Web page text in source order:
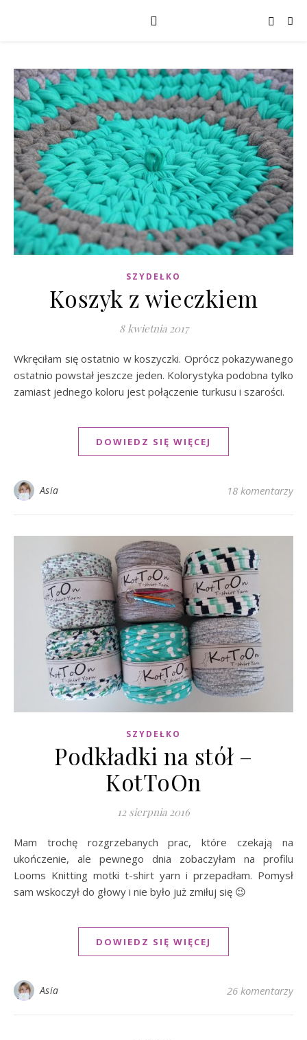
SZYDEŁKO
Koszyk z wieczkiem
8 kwietnia 2017
Wkręciłam się ostatnio w koszyczki. Oprócz pokazywanego
ostatnio powstał jeszcze jeden. Kolorystyka podobna tylko
zamiast jednego koloru jest połączenie turkusu i szarości.
DOWIEDZ SIĘ WIĘCEJ
Asia 18 komentarzy
SZYDEŁKO
Podkładki na stół –
KotToOn
12 sierpnia 2016
Mam trochę rozgrzebanych prac, które czekają na
ukończenie, ale pewnego dnia zobaczyłam na profilu
Looms Knitting motki t-shirt yarn i przepadłam. Pomysł
sam wskoczył do głowy i nie było już zmiłuj się 😉
DOWIEDZ SIĘ WIĘCEJ
Asia 26 komentarzy